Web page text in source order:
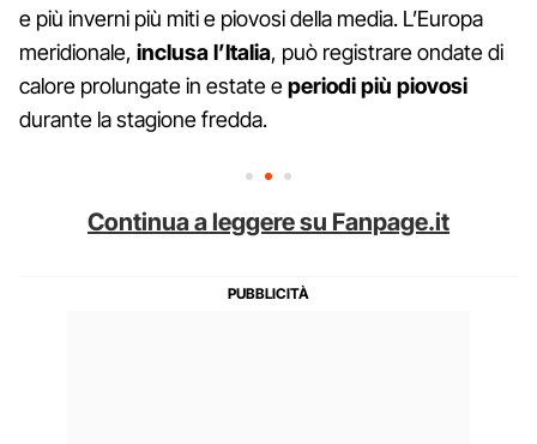
e più inverni più miti e piovosi della media. L’Europa
meridionale, inclusa l’Italia, può registrare ondate di
calore prolungate in estate eperiodi più piovosi
durante la stagione fredda.
Continua a leggere su Fanpage.it